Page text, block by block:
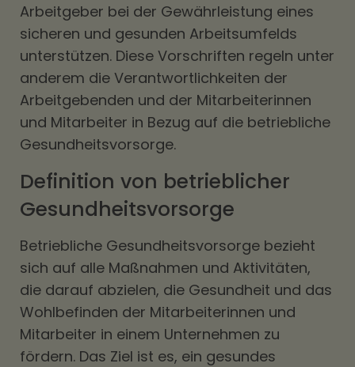
Arbeitgeber bei der Gewährleistung eines
sicheren und gesunden Arbeitsumfelds
unterstützen. Diese Vorschriften regeln unter
anderem die Verantwortlichkeiten der
Arbeitgebenden und der Mitarbeiterinnen
und Mitarbeiter in Bezug auf die betriebliche
Gesundheitsvorsorge.
Definition von betrieblicher
Gesundheitsvorsorge
Betriebliche Gesundheitsvorsorge bezieht
sich auf alle Maßnahmen und Aktivitäten,
die darauf abzielen, die Gesundheit und das
Wohlbefinden der Mitarbeiterinnen und
Mitarbeiter in einem Unternehmen zu
fördern. Das Ziel ist es, ein gesundes